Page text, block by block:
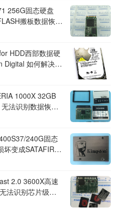
256G固态硬盘
搬板数据恢复
HDD西部数据硬
Digital 如何解决
问题
1000X 32GB
法识别数据恢复
240G固态
坏变成SATAFIRM
数据恢复成功
2.0 3600X高速
法识别芯片级数
功